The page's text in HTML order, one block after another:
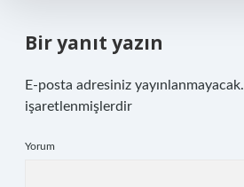
Bir yanıt yazın
E-posta adresiniz yayınlanmayacak.
işaretlenmişlerdir
Yorum